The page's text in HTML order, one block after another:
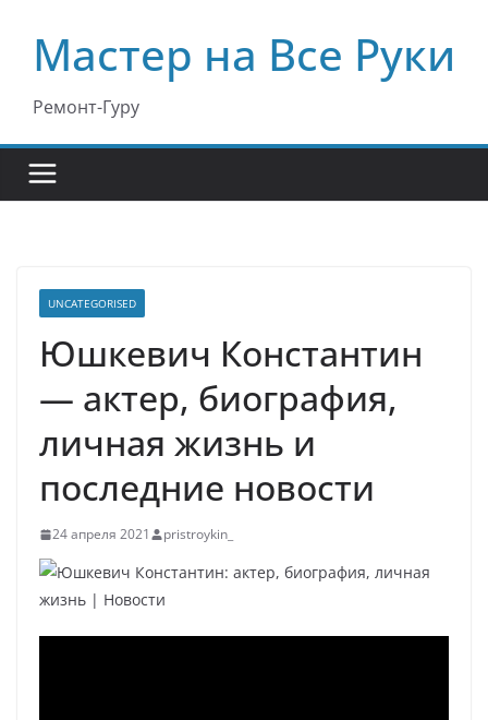
содержимому
Мастер на Все Руки
Ремонт-Гуру
UNCATEGORISED
Юшкевич Константин
— актер, биография,
личная жизнь и
последние новости
24 апреля 2021 pristroykin_